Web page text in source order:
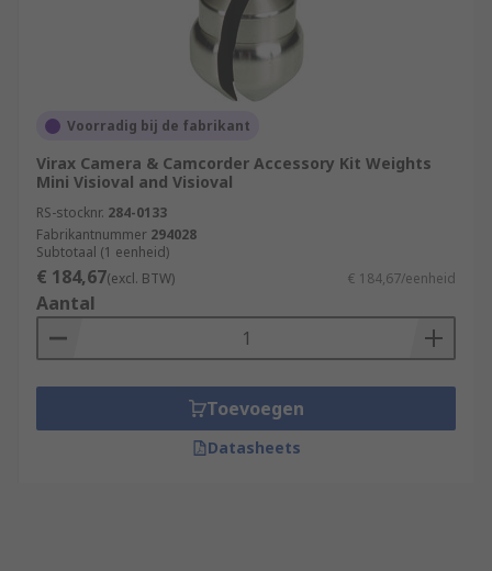
Voorradig bij de fabrikant
Virax Camera & Camcorder Accessory Kit Weights
Mini Visioval and Visioval
RS-stocknr. 284-0133
Fabrikantnummer 294028
Subtotaal (1 eenheid)
€ 184,67(excl. BTW) € 184,67/eenheid
Aantal
Toevoegen
Datasheets